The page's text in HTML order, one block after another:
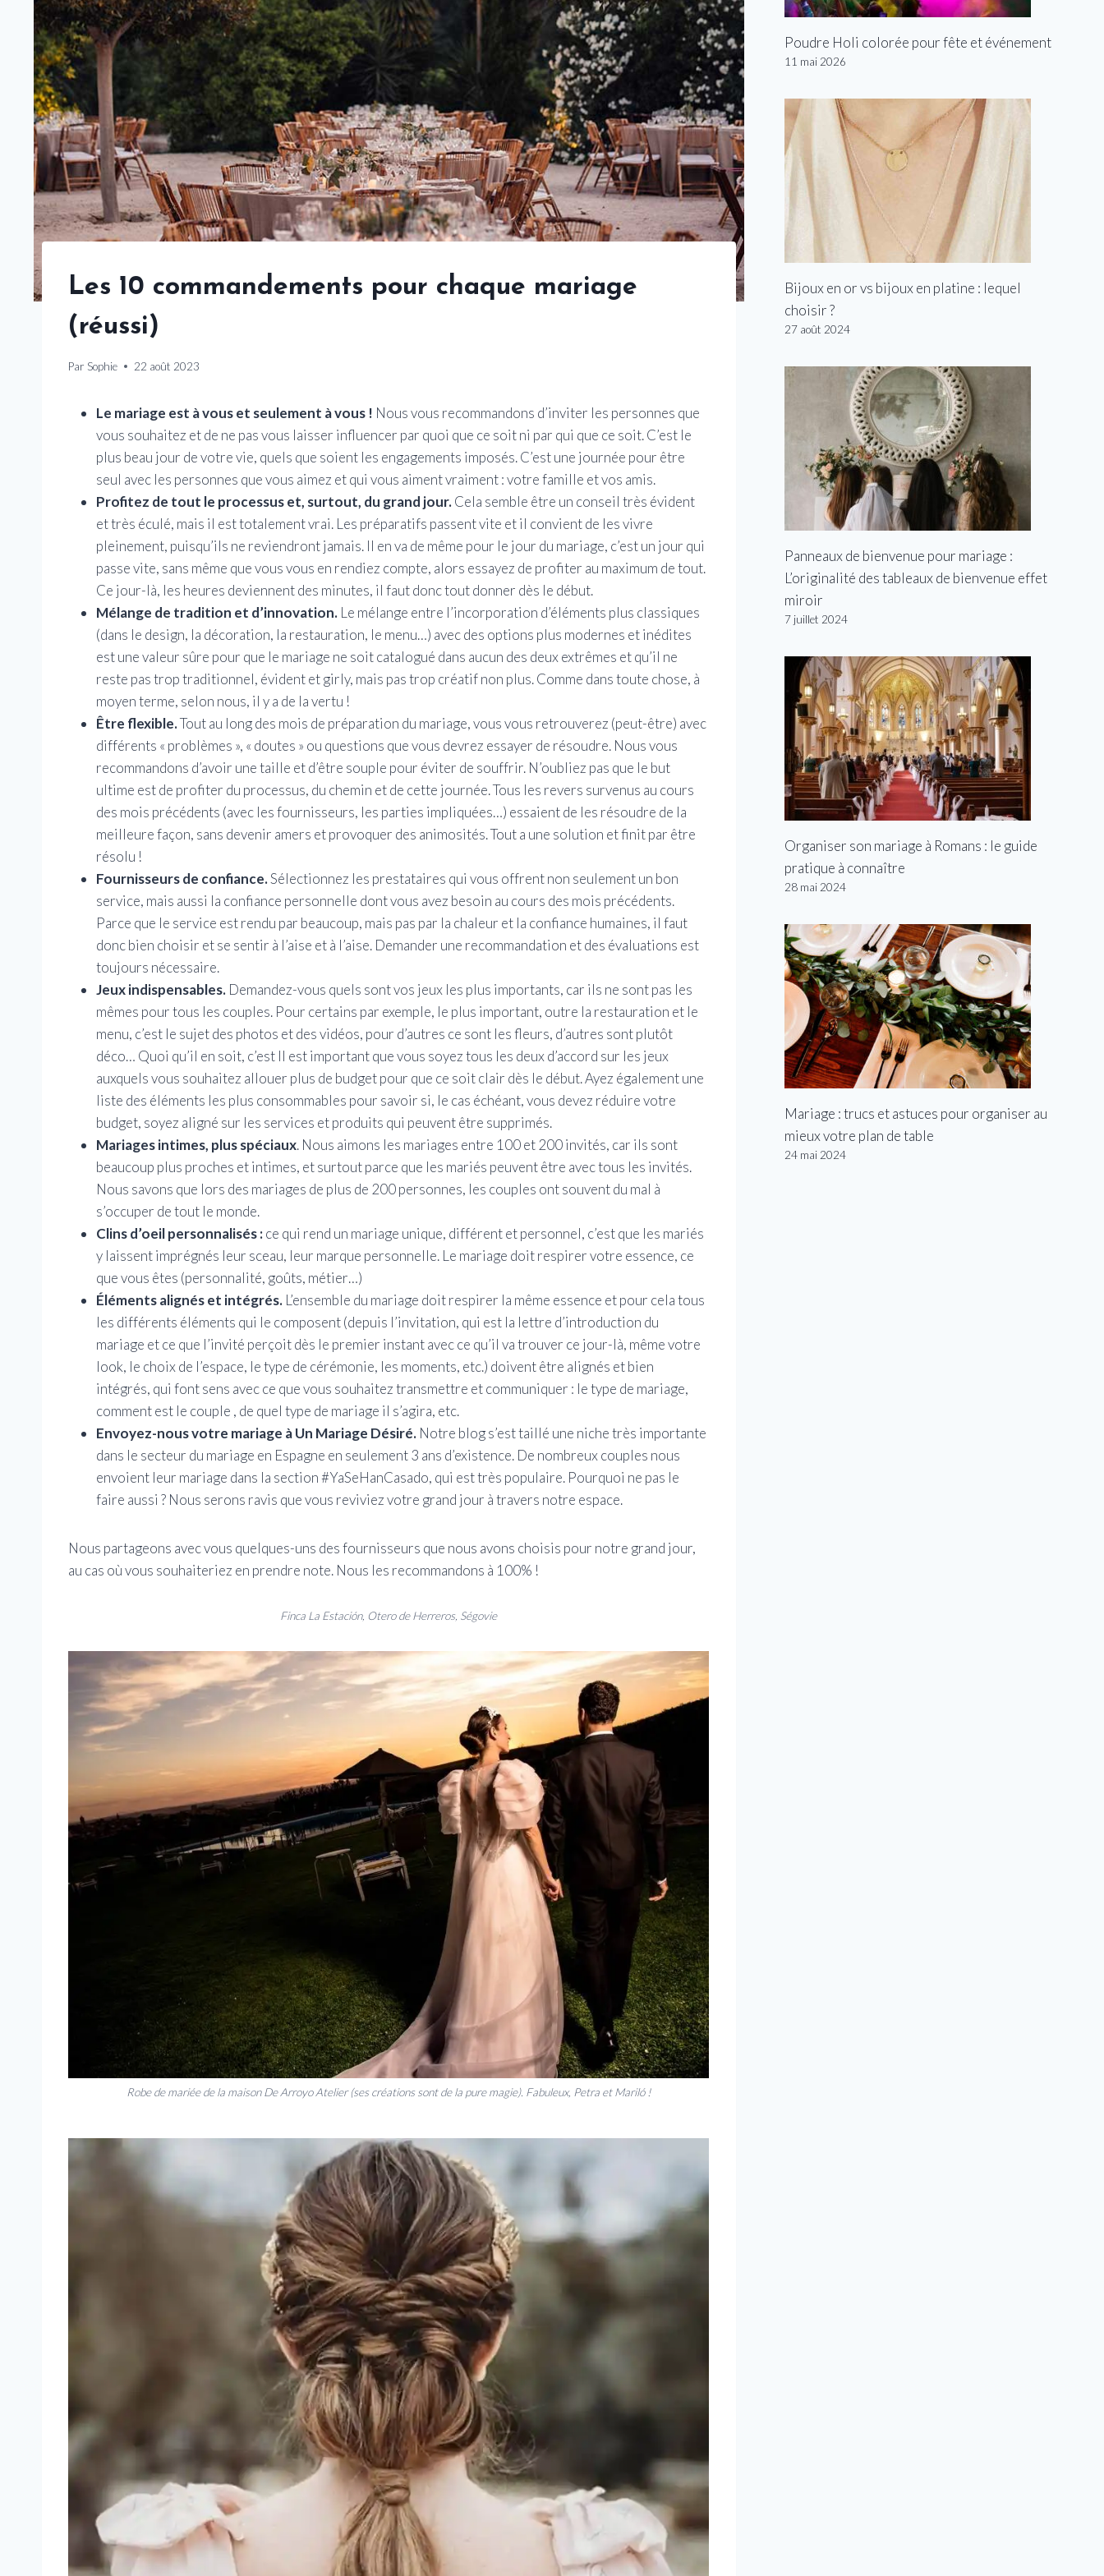
Les 10 commandements pour chaque mariage
(réussi)
Par Sophie 22 août 2023
Le mariage est à vous et seulement à vous ! Nous vous recommandons d’inviter les personnes que
vous souhaitez et de ne pas vous laisser influencer par quoi que ce soit ni par qui que ce soit. C’est le
plus beau jour de votre vie, quels que soient les engagements imposés. C’est une journée pour être
seul avec les personnes que vous aimez et qui vous aiment vraiment : votre famille et vos amis.
Profitez de tout le processus et, surtout, du grand jour.Cela semble être un conseil très évident
et très éculé, mais il est totalement vrai. Les préparatifs passent vite et il convient de les vivre
pleinement, puisqu’ils ne reviendront jamais. Il en va de même pour le jour du mariage, c’est un jour qui
passe vite, sans même que vous vous en rendiez compte, alors essayez de profiter au maximum de tout.
Ce jour-là, les heures deviennent des minutes, il faut donc tout donner dès le début.
Mélange de tradition et d’innovation. Le mélange entre l’incorporation d’éléments plus classiques
(dans le design, la décoration, la restauration, le menu…) avec des options plus modernes et inédites
est une valeur sûre pour que le mariage ne soit catalogué dans aucun des deux extrêmes et qu’il ne
reste pas trop traditionnel, évident et girly, mais pas trop créatif non plus. Comme dans toute chose, à
moyen terme, selon nous, il y a de la vertu !
Être flexible.Tout au long des mois de préparation du mariage, vous vous retrouverez (peut-être) avec
différents « problèmes », « doutes » ou questions que vous devrez essayer de résoudre. Nous vous
recommandons d’avoir une taille et d’être souple pour éviter de souffrir. N’oubliez pas que le but
ultime est de profiter du processus, du chemin et de cette journée. Tous les revers survenus au cours
des mois précédents (avec les fournisseurs, les parties impliquées…) essaient de les résoudre de la
meilleure façon, sans devenir amers et provoquer des animosités. Tout a une solution et finit par être
résolu !
Fournisseurs de confiance.Sélectionnez les prestataires qui vous offrent non seulement un bon
service, mais aussi la confiance personnelle dont vous avez besoin au cours des mois précédents.
Parce que le service est rendu par beaucoup, mais pas par la chaleur et la confiance humaines, il faut
donc bien choisir et se sentir à l’aise et à l’aise. Demander une recommandation et des évaluations est
toujours nécessaire.
Jeux indispensables. Demandez-vous quels sont vos jeux les plus importants, car ils ne sont pas les
mêmes pour tous les couples. Pour certains par exemple, le plus important, outre la restauration et le
menu, c’est le sujet des photos et des vidéos, pour d’autres ce sont les fleurs, d’autres sont plutôt
déco… Quoi qu’il en soit, c’est Il est important que vous soyez tous les deux d’accord sur les jeux
auxquels vous souhaitez allouer plus de budget pour que ce soit clair dès le début. Ayez également une
liste des éléments les plus consommables pour savoir si, le cas échéant, vous devez réduire votre
budget, soyez aligné sur les services et produits qui peuvent être supprimés.
Mariages intimes, plus spéciaux. Nous aimons les mariages entre 100 et 200 invités, car ils sont
beaucoup plus proches et intimes, et surtout parce que les mariés peuvent être avec tous les invités.
Nous savons que lors des mariages de plus de 200 personnes, les couples ont souvent du mal à
s’occuper de tout le monde.
Clins d’oeil personnalisés :ce qui rend un mariage unique, différent et personnel, c’est que les mariés
y laissent imprégnés leur sceau, leur marque personnelle. Le mariage doit respirer votre essence, ce
que vous êtes (personnalité, goûts, métier…)
Éléments alignés et intégrés. L’ensemble du mariage doit respirer la même essence et pour cela tous
les différents éléments qui le composent (depuis l’invitation, qui est la lettre d’introduction du
mariage et ce que l’invité perçoit dès le premier instant avec ce qu’il va trouver ce jour-là, même votre
look, le choix de l’espace, le type de cérémonie, les moments, etc.) doivent être alignés et bien
intégrés, qui font sens avec ce que vous souhaitez transmettre et communiquer : le type de mariage,
comment est le couple , de quel type de mariage il s’agira, etc.
Envoyez-nous votre mariage à Un Mariage Désiré. Notre blog s’est taillé une niche très importante
dans le secteur du mariage en Espagne en seulement 3 ans d’existence. De nombreux couples nous
envoient leur mariage dans la section #YaSeHanCasado, qui est très populaire. Pourquoi ne pas le
faire aussi ? Nous serons ravis que vous reviviez votre grand jour à travers notre espace.
Nous partageons avec vous quelques-uns des fournisseurs que nous avons choisis pour notre grand jour,
au cas où vous souhaiteriez en prendre note. Nous les recommandons à 100% !
Finca La Estación, Otero de Herreros, Ségovie
Robe de mariée de la maison De Arroyo Atelier (ses créations sont de la pure magie). Fabuleux, Petra et Mariló !
Poudre Holi colorée pour fête et événement
11 mai 2026
Bijoux en or vs bijoux en platine : lequel
choisir ?
27 août 2024
Panneaux de bienvenue pour mariage :
L’originalité des tableaux de bienvenue effet
miroir
7 juillet 2024
Organiser son mariage à Romans : le guide
pratique à connaître
28 mai 2024
Mariage : trucs et astuces pour organiser au
mieux votre plan de table
24 mai 2024